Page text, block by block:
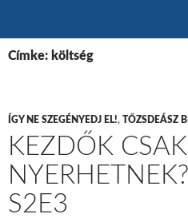
A
Címke: költség
ÍGY NE SZEGÉNYEDJ EL!, TŐZSDEÁSZ
KEZDŐK
S2E3